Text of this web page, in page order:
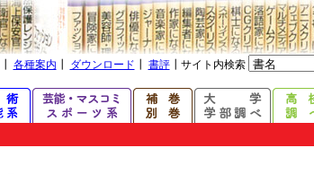
各種案内 ダウンロード 書評┃サイト内検索